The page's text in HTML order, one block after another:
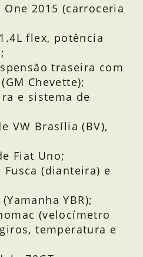
One 2015 (carroceria
flex, potência
traseira com
Chevette);
e sistema de
VW Brasília (BV),
Fiat Uno;
(dianteira) e
YBR);
(velocímetro
temperatura e